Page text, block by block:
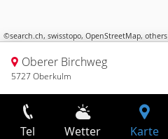
©search.ch, swisstopo, OpenStreetMap, others
Oberer Birchweg
5727 Oberkulm
Tel Wetter Karte